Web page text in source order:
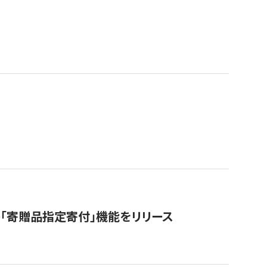
贈品指定寄付」機能をリリース